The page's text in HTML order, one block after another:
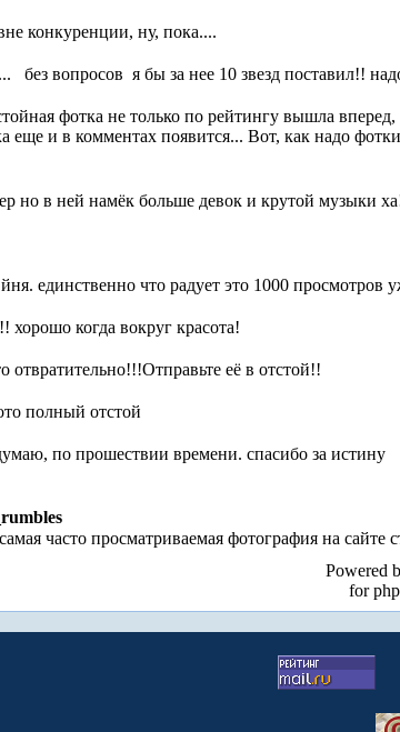
конкуренции, ну, пока....
без вопросов я бы за нее 10 звезд поставил!!
фотка не только по рейтингу вышла
еще и в комментах появится... Вот, как надо
но в ней намёк больше девок и крутой музыки
единственно что радует это 1000 просмотров
хорошо когда вокруг красота!
отвратительно!!!Отправьте её в отстой!!
полный отстой
по прошествии времени. спасибо за истину
часто просматриваемая фотография на
Powered
for